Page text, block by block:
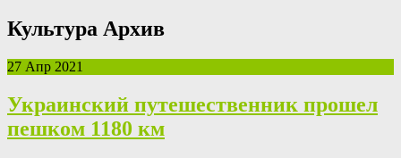
Культура Архив
27 Апр 2021
Украинский путешественник прошел
пешком 1180 км